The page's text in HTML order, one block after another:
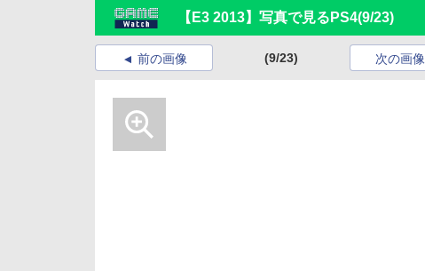
【E3 2013】写真で見るPS4(9/23)
前の画像 (9/23) 次の画像